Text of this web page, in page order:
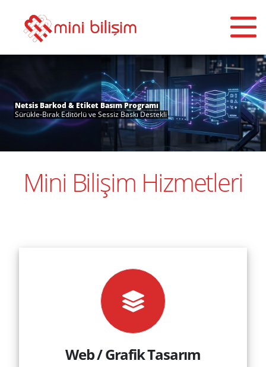
Netsis Barkod & Etiket Basım Programı
Sürükle-Bırak Editörlü ve Sessiz Baskı Destekli
Mini Bilişim Hizmetleri
Web / Grafik Tasarım